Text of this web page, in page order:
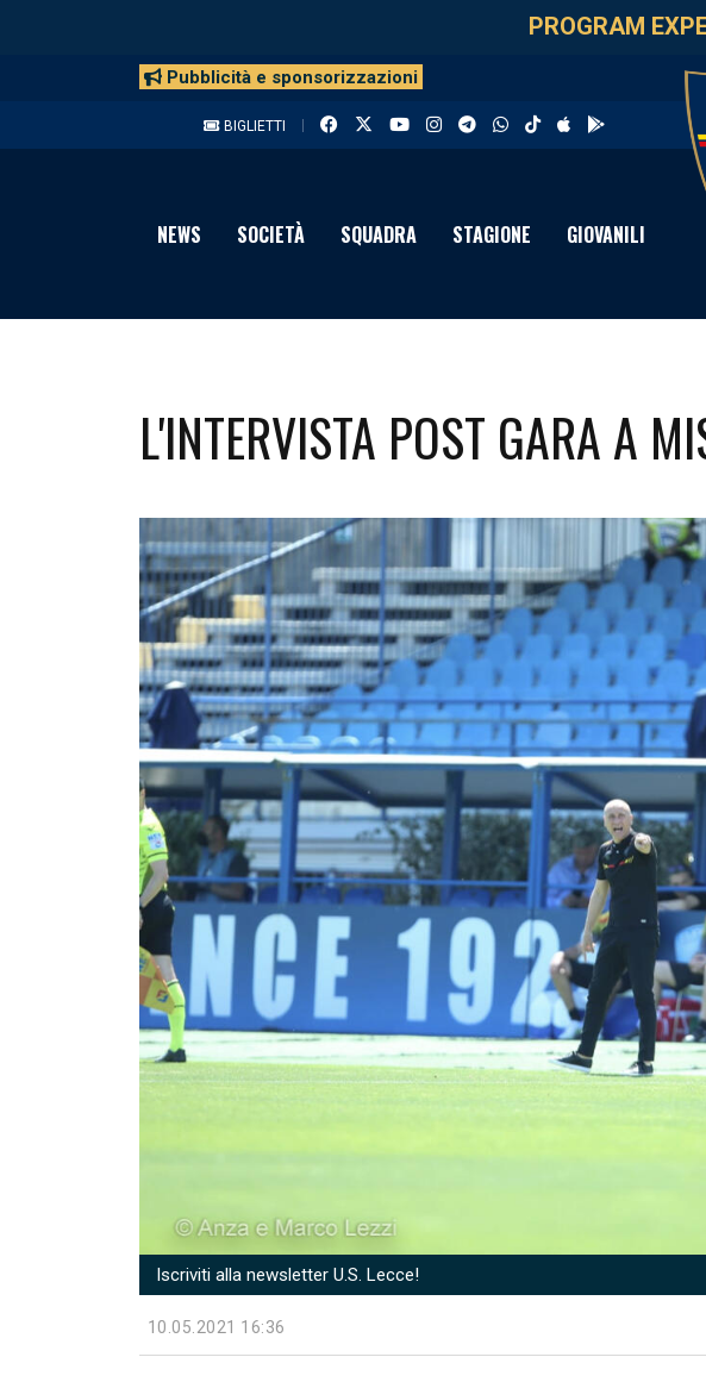
PROGRAM
Pubblicità e sponsorizzazioni
BIGLIETTI
NEWS SOCIETÀ SQUADRA STAGIONE GIOVANILI
L'INTERVISTA POST GARA A
Iscriviti alla newsletter U.S. Lecce!
10.05.2021 16:36